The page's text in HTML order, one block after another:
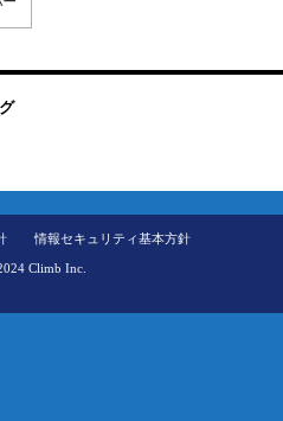
情報セキュリティ基本方針
Climb Inc.